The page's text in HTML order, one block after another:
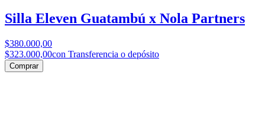
Silla Eleven Guatambú x Nola Partners
$380.000,00
$323.000,00con Transferencia o depósito
Comprar